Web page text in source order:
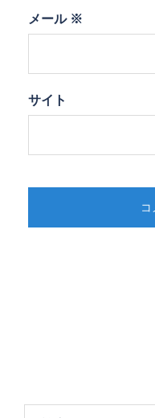
メール ※
サイト